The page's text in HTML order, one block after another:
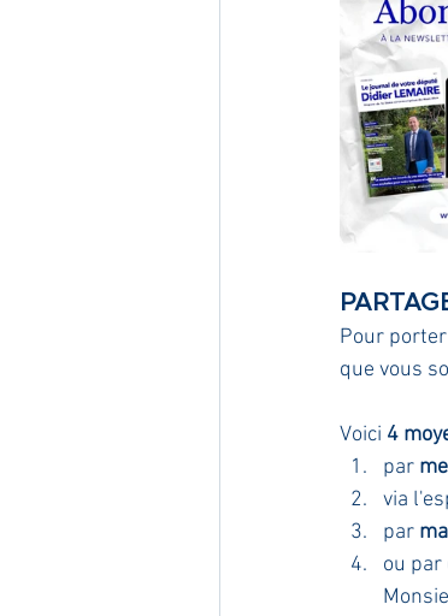
Pour
que vous
Voici 4
par
via
par
ou par